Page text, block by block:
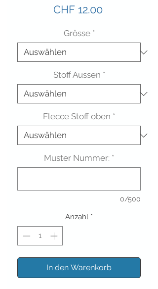
CHF 12.00Preis
Grösse *
Stoff Aussen *
Flecce Stoff oben *
Muster Nummer: *
0/500
Anzahl *
In den Warenkorb